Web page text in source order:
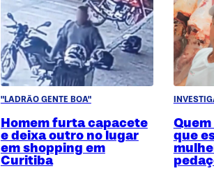
"LADRÃO GENTE BOA"
Homem furta capacete
e deixa outro no lugar
em shopping em
Curitiba
que